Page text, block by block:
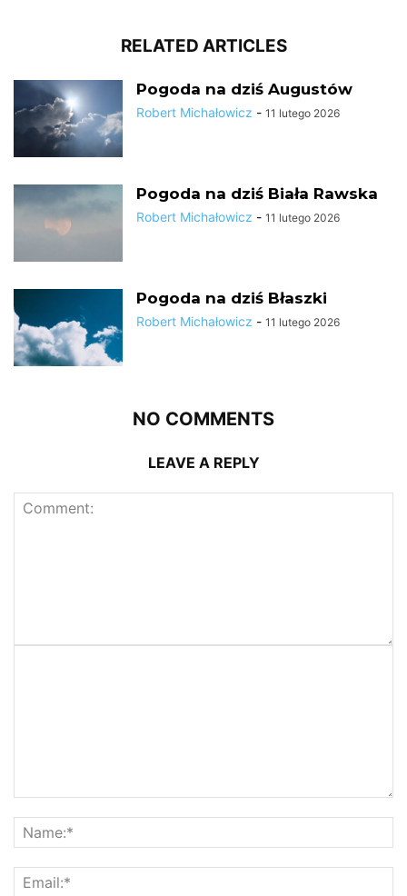
RELATED ARTICLES
Pogoda na dziś Augustów
Robert Michałowicz - 11 lutego 2026
Pogoda na dziś Biała Rawska
Robert Michałowicz - 11 lutego 2026
Pogoda na dziś Błaszki
Robert Michałowicz - 11 lutego 2026
NO COMMENTS
LEAVE A REPLY